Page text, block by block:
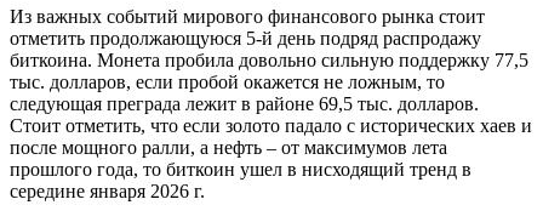
Из важных событий мирового финансового рынка стоит
отметить продолжающуюся 5-й день подряд распродажу
биткоина. Монета пробила довольно сильную поддержку 77,5
тыс. долларов, если пробой окажется не ложным, то
следующая преграда лежит в районе 69,5 тыс. долларов.
Стоит отметить, что если золото падало с исторических хаев и
после мощного ралли, а нефть – от максимумов лета
прошлого года, то биткоин ушел в нисходящий тренд в
середине января 2026 г.